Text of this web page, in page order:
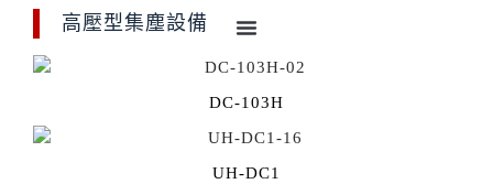
高壓型集塵設備
DC-103H
UH-DC1